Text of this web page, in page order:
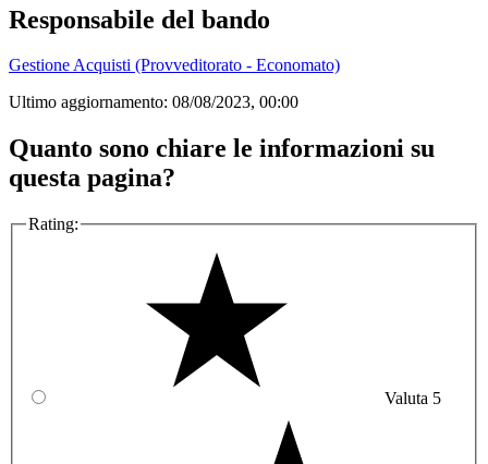
Responsabile del bando
Gestione Acquisti (Provveditorato - Economato)
Ultimo aggiornamento: 08/08/2023, 00:00
Quanto sono chiare le informazioni su
questa pagina?
Rating:
Valuta 5